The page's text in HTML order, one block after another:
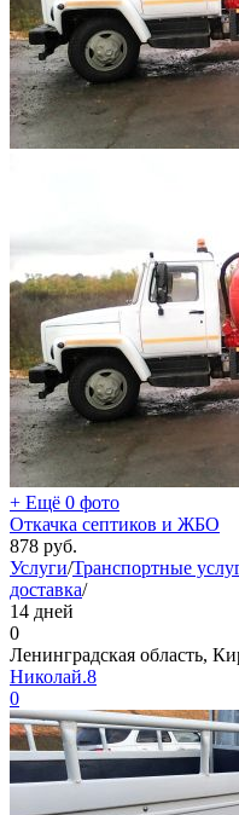
+ Ещё 0 фото
Откачка септиков и ЖБО
878 руб.
Услуги/Транспортные
доставка/
14 дней
0
Ленинградская область,
Николай.8
0